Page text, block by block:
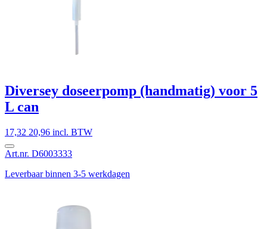
Diversey doseerpomp (handmatig) voor 5
L can
17,32 20,96 incl. BTW
Art.nr. D6003333
Leverbaar binnen 3-5 werkdagen